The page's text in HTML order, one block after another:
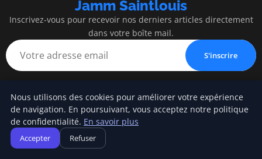
Jamm Saintlouis
Inscrivez-vous pour recevoir nos derniers articles directement
dans votre boîte mail.
S'inscrire
Jamm Saintlouis
Innovation, expertise et succès au service de votre entreprise
Nous utilisons des cookies pour améliorer votre expérience
de navigation. En poursuivant, vous acceptez notre politique
de confidentialité. En savoir plus
Accepter Refuser